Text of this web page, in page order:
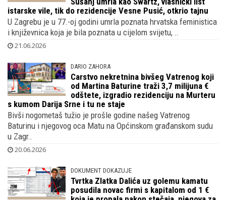
IN MEMORIAM
Svi su je znali kao Slavenku Drakulić iako
se nije tako prezivala, rođena je kao
U Zagrebu je u 77.-oj godini umrla poznata hrvatska feministica
i književnica koja je bila poznata u cijelom svijetu, ..
21.06.2026
DARIO ZAHORA
Carstvo nekretnina bivšeg Vatrenog koji
od Martina Baturine traži 3,7 milijuna €
s kumom Darija Srne i tu ne staje
Baturinu i njegovog oca Matu na Općinskom građanskom sudu
u Zagr..
20.06.2026